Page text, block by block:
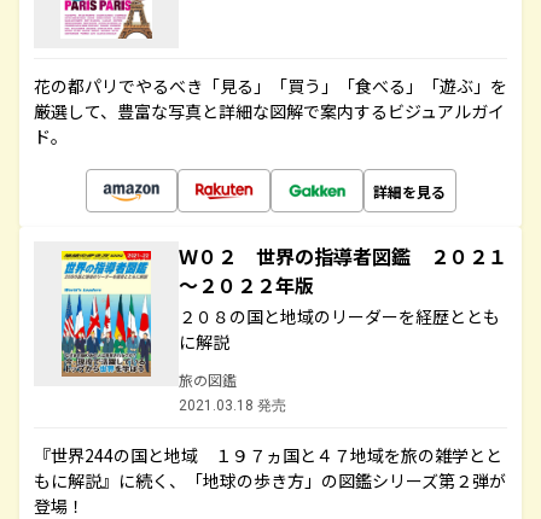
花の都パリでやるべき「見る」「買う」「食べる」「遊ぶ」を
厳選して、豊富な写真と詳細な図解で案内するビジュアルガイ
ド。
詳細を見る
Ｗ０２ 世界の指導者図鑑 ２０２１
～２０２２年版
２０８の国と地域のリーダーを経歴ととも
に解説
旅の図鑑
2021.03.18 発売
『世界244の国と地域 １９７ヵ国と４７地域を旅の雑学とと
もに解説』に続く、「地球の歩き方」の図鑑シリーズ第２弾が
登場！